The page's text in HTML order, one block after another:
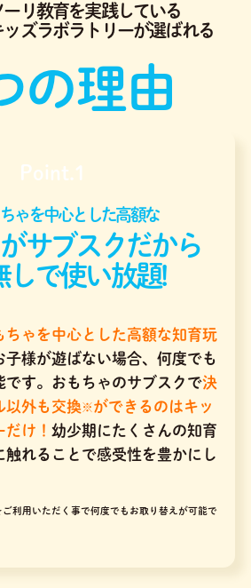
リ教育を実践している
ズラボラトリーが選ばれる
の理由
Point.1
ゃを中心とした高額な
サブスクだから
しで使い放題!
ちゃを中心とした高額な知育玩
子様が遊ばない場合、何度でも
です。おもちゃのサブスクで決
以外も交換※ ができるのはキッ
け！ 幼少期にたくさんの知育
触れることで感受性を豊かにし
利用いただく事で何度でもお取り替えが可能で